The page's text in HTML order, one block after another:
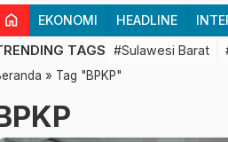
home EKONOMI HEADLINE
TAGS #Sulawesi Barat
» Tag "BPKP"